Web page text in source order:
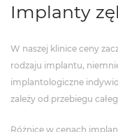
Implanty
W naszej klinice ceny
rodzaju implantu,
implantologiczne
zależy od przebiegu
Różnice w cenach